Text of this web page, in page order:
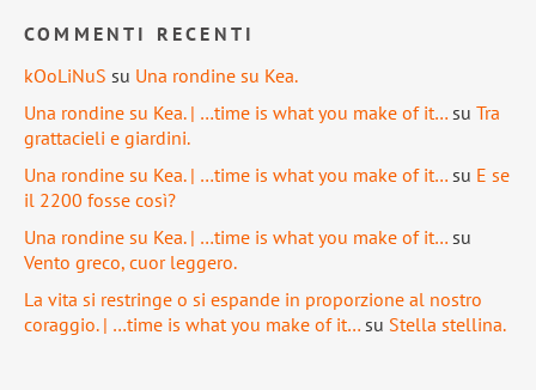
COMMENTI RECENTI
kOoLiNuS su Una rondine su Kea.
Una rondine su Kea. | …time is what you make of it… su Tra
grattacieli e giardini.
Una rondine su Kea. | …time is what you make of it… su E se
il 2200 fosse così?
Una rondine su Kea. | …time is what you make of it… su
Vento greco, cuor leggero.
La vita si restringe o si espande in proporzione al nostro
coraggio. | …time is what you make of it… su Stella stellina.